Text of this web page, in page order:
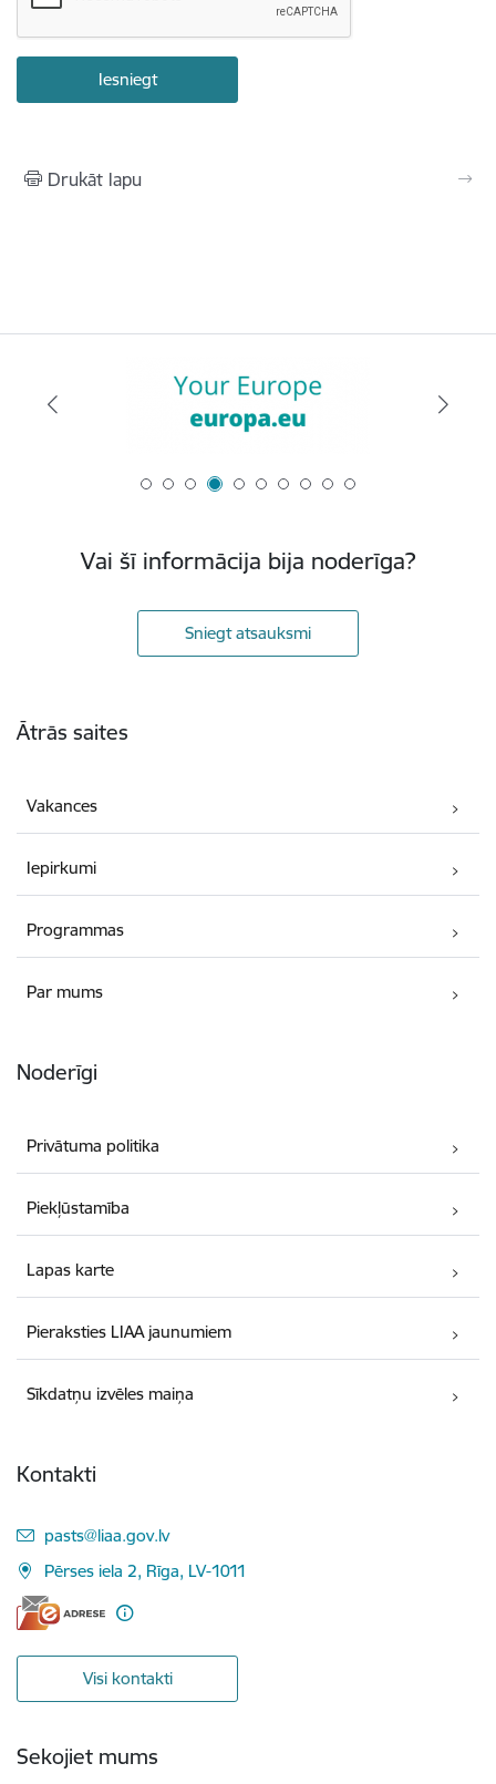
Drukāt lapu
Vai šī informācija bija noderīga?
Sniegt atsauksmi
Ātrās saites
Vakances
Iepirkumi
Programmas
Par mums
Noderīgi
Privātuma politika
Piekļūstamība
Lapas karte
Pieraksties LIAA jaunumiem
Sīkdatņu izvēles maiņa
Kontakti
E-pasts:
pasts@liaa.gov.lv
Pērses iela 2, Rīga, LV-1011
Visi kontakti
Sekojiet mums